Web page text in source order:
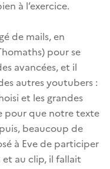
à l’exercice.
de mails, en
pour se
avancées, et il
autres youtubers :
et les grandes
pour que notre texte
beaucoup de
à Eve de participer
et au clip, il fallait